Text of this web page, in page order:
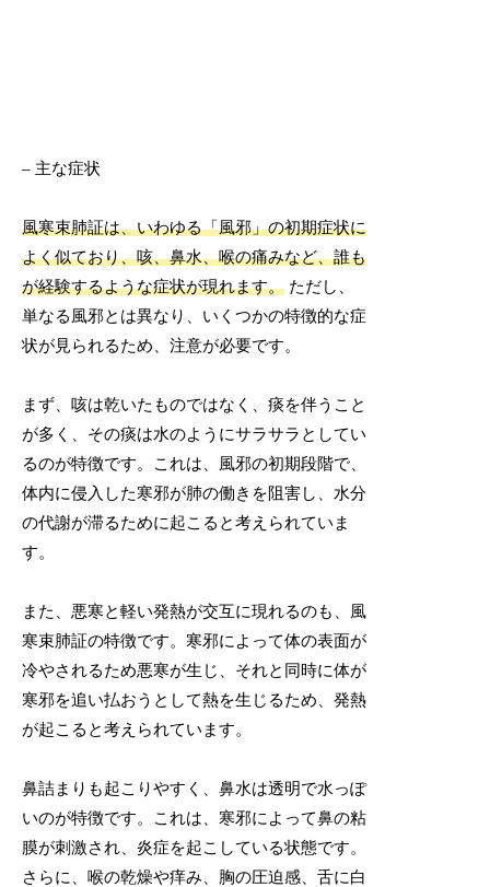
– 主な症状
風寒束肺証は、いわゆる「風邪」の初期症状に
よく似ており、咳、鼻水、喉の痛みなど、誰も
が経験するような症状が現れます。 ただし、
単なる風邪とは異なり、いくつかの特徴的な症
状が見られるため、注意が必要です。
まず、咳は乾いたものではなく、痰を伴うこと
が多く、その痰は水のようにサラサラとしてい
るのが特徴です。これは、風邪の初期段階で、
体内に侵入した寒邪が肺の働きを阻害し、水分
の代謝が滞るために起こると考えられていま
す。
また、悪寒と軽い発熱が交互に現れるのも、風
寒束肺証の特徴です。寒邪によって体の表面が
冷やされるため悪寒が生じ、それと同時に体が
寒邪を追い払おうとして熱を生じるため、発熱
が起こると考えられています。
鼻詰まりも起こりやすく、鼻水は透明で水っぽ
いのが特徴です。これは、寒邪によって鼻の粘
膜が刺激され、炎症を起こしている状態です。
さらに、喉の乾燥や痒み、胸の圧迫感、舌に白